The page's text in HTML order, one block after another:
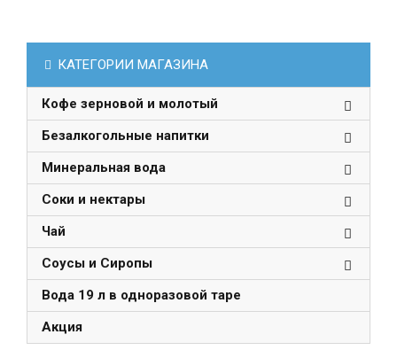
КАТЕГОРИИ МАГАЗИНА
Кофе зерновой и молотый
Безалкогольные напитки
Минеральная вода
Соки и нектары
Чай
Соусы и Сиропы
Вода 19 л в одноразовой таре
Акция